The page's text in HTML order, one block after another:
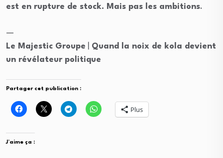
est en rupture de stock. Mais pas les ambitions.
—
Le Majestic Groupe
Quand la noix de kola devient
un révélateur politique
Partager cet publication :
Plus
J’aime ça :